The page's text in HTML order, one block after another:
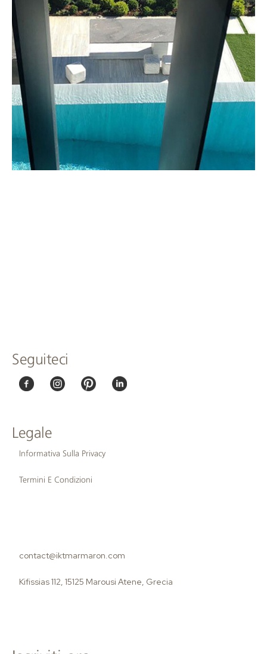
Seguiteci
Legale
Informativa Sulla Privacy
Termini E Condizioni
contact@iktmarmaron.com
Kifissias 112, 15125 Marousi Atene, Grecia